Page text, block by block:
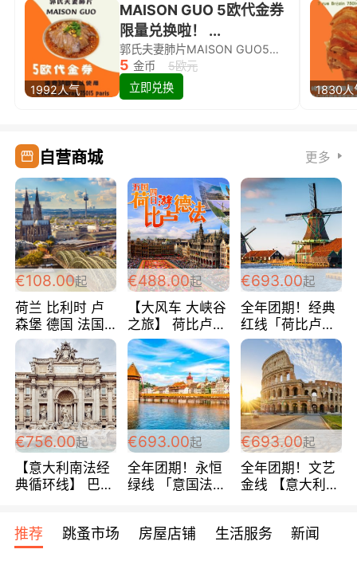
1992人气
MAISON GUO 5欧代金券
限量兑换啦！ ...
郭氏夫妻肺片MAISON GUO5欧代金券限量兑换啦！
5 金币
5欧元
立即兑换
1830人
自营商城 更多
€108.00起
荷兰 比利时 卢
森堡 德国 法国
超爽玩遍西欧 循
环线 全程四星宾
馆 108欧/人/天
€488.00起
【大风车 大峡谷
之旅】 荷比卢德
法 巴黎上下 经
典五国四日游
488欧/人
€693.00起
全年团期！经典
红线「荷比卢德
法」七天循环 五
国 仅售99欧/人/
天！巴黎上下！
包拼房~
€756.00起
【意大利南法经
典循环线】 巴黎
宾馆 108欧/天起
全程756欧/位
€693.00起
全年团期！永恒
绿线 「意国法
欧/天起 ~包拼房
€693.00起
全年团期！文艺
金线 【意大利一
每周铁发！
推荐 跳蚤市场 房屋店铺 生活服务 新闻